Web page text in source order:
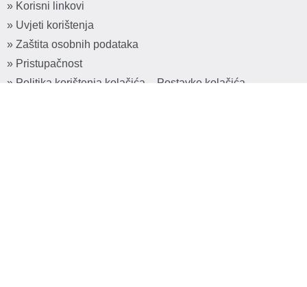
» Korisni linkovi
» Uvjeti korištenja
» Zaštita osobnih podataka
» Pristupačnost
» Politika korištenja kolačića
Postavke kolačića